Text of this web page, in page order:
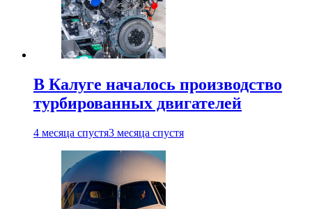
В Калуге началось производство
турбированных двигателей
4 месяца спустя3 месяца спустя